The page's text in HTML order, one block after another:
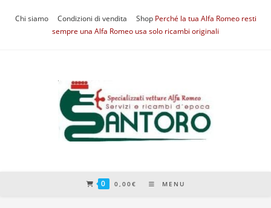
Chi siamo Condizioni di vendita Shop Perché la tua Alfa Romeo resti
sempre una Alfa Romeo usa solo ricambi originali
0 0,00€ MENU